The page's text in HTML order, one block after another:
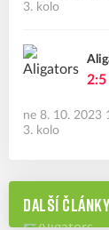
3. kolo
2:5
ne 8. 10. 2023
3. kolo
DALŠÍ